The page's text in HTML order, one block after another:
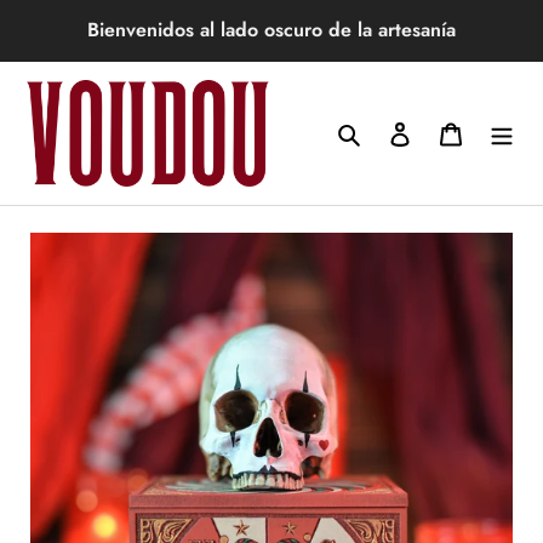
directamente
al
contenido
Bienvenidos al lado oscuro de la artesanía
Buscar Ingresar Carrito